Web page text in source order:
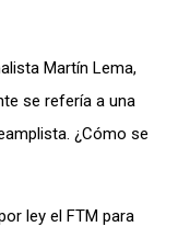
Martín Lema,
se refería a una
¿Cómo se
ley el FTM para